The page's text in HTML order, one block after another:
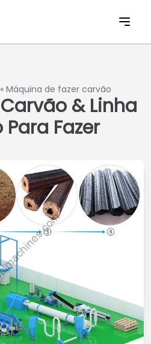
» Máquina de fazer carvão
& Linha
Fazer